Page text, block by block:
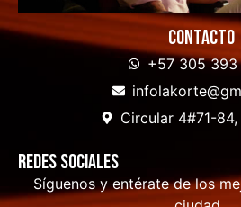
Contacto
+57 305 393
Circular 4#71-
Redes sociales
Síguenos y entérate de los